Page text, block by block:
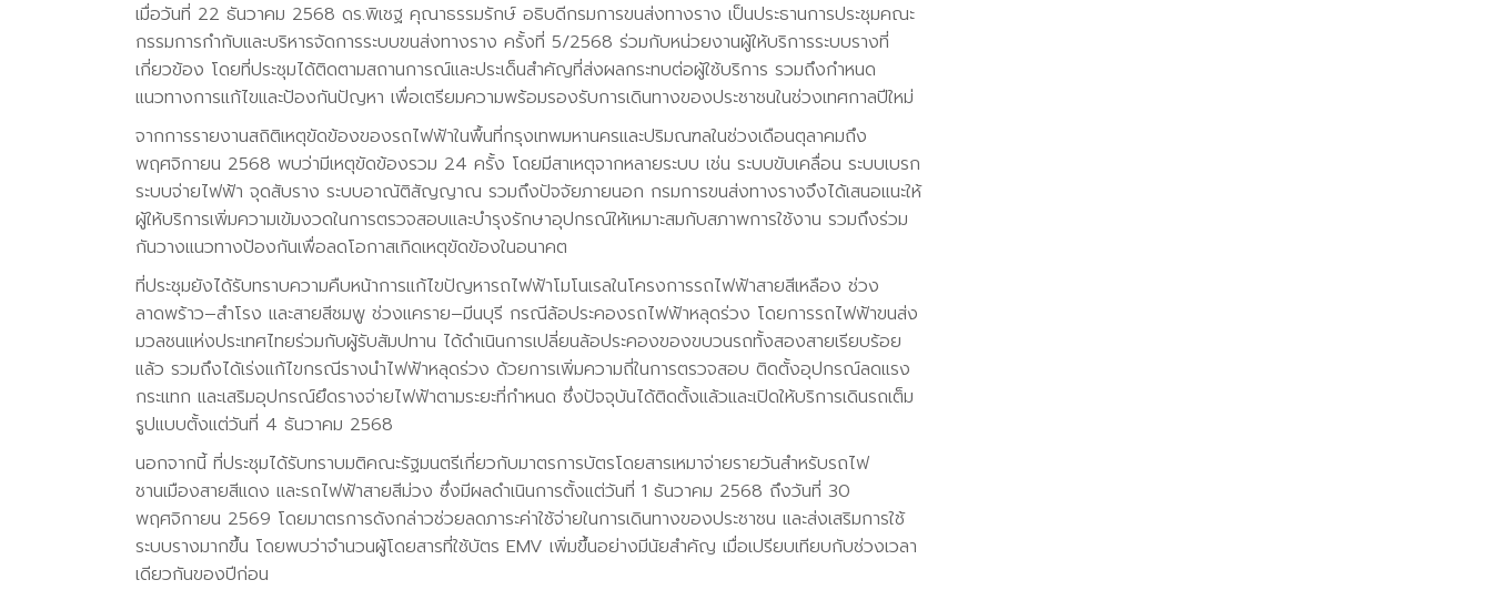
เมื่อวันที่ 22 ธันวาคม 2568 ดร.พิเชฐ คุณาธรรมรักษ์ อธิบดีกรมการขนส่งทางราง เป็นประธานการประชุมคณะ
กรรมการกำกับและบริหารจัดการระบบขนส่งทางราง ครั้งที่ 5/2568 ร่วมกับหน่วยงานผู้ให้บริการระบบรางที่
เกี่ยวข้อง โดยที่ประชุมได้ติดตามสถานการณ์และประเด็นสำคัญที่ส่งผลกระทบต่อผู้ใช้บริการ รวมถึงกำหนด
แนวทางการแก้ไขและป้องกันปัญหา เพื่อเตรียมความพร้อมรองรับการเดินทางของประชาชนในช่วงเทศกาลปีใหม่
จากการรายงานสถิติเหตุขัดข้องของรถไฟฟ้าในพื้นที่กรุงเทพมหานครและปริมณฑลในช่วงเดือนตุลาคมถึง
พฤศจิกายน 2568 พบว่ามีเหตุขัดข้องรวม 24 ครั้ง โดยมีสาเหตุจากหลายระบบ เช่น ระบบขับเคลื่อน ระบบเบรก
ระบบจ่ายไฟฟ้า จุดสับราง ระบบอาณัติสัญญาณ รวมถึงปัจจัยภายนอก กรมการขนส่งทางรางจึงได้เสนอแนะให้
ผู้ให้บริการเพิ่มความเข้มงวดในการตรวจสอบและบำรุงรักษาอุปกรณ์ให้เหมาะสมกับสภาพการใช้งาน รวมถึงร่วม
กันวางแนวทางป้องกันเพื่อลดโอกาสเกิดเหตุขัดข้องในอนาคต
ที่ประชุมยังได้รับทราบความคืบหน้าการแก้ไขปัญหารถไฟฟ้าโมโนเรลในโครงการรถไฟฟ้าสายสีเหลือง ช่วง
ลาดพร้าว–สำโรง และสายสีชมพู ช่วงแคราย–มีนบุรี กรณีล้อประคองรถไฟฟ้าหลุดร่วง โดยการรถไฟฟ้าขนส่ง
มวลชนแห่งประเทศไทยร่วมกับผู้รับสัมปทาน ได้ดำเนินการเปลี่ยนล้อประคองของขบวนรถทั้งสองสายเรียบร้อย
แล้ว รวมถึงได้เร่งแก้ไขกรณีรางนำไฟฟ้าหลุดร่วง ด้วยการเพิ่มความถี่ในการตรวจสอบ ติดตั้งอุปกรณ์ลดแรง
กระแทก และเสริมอุปกรณ์ยึดรางจ่ายไฟฟ้าตามระยะที่กำหนด ซึ่งปัจจุบันได้ติดตั้งแล้วและเปิดให้บริการเดินรถเต็ม
รูปแบบตั้งแต่วันที่ 4 ธันวาคม 2568
นอกจากนี้ ที่ประชุมได้รับทราบมติคณะรัฐมนตรีเกี่ยวกับมาตรการบัตรโดยสารเหมาจ่ายรายวันสำหรับรถไฟ
ชานเมืองสายสีแดง และรถไฟฟ้าสายสีม่วง ซึ่งมีผลดำเนินการตั้งแต่วันที่ 1 ธันวาคม 2568 ถึงวันที่ 30
พฤศจิกายน 2569 โดยมาตรการดังกล่าวช่วยลดภาระค่าใช้จ่ายในการเดินทางของประชาชน และส่งเสริมการใช้
ระบบรางมากขึ้น โดยพบว่าจำนวนผู้โดยสารที่ใช้บัตร EMV เพิ่มขึ้นอย่างมีนัยสำคัญ เมื่อเปรียบเทียบกับช่วงเวลา
เดียวกันของปีก่อน